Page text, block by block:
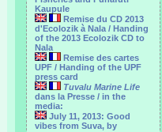
Kaupule
Remise du CD 2013
d'Ecolozik à Nala / Handing
of the 2013 Ecolozik CD to
Nala
Remise des cartes
UPF / Handing of the UPF
press card
Tuvalu Marine Life
dans la Presse / in the
media:
July 11, 2013: Good
vibes from Suva, by